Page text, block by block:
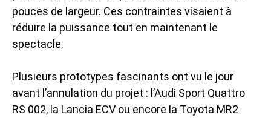
pouces de largeur. Ces contraintes visaient à
réduire la puissance tout en maintenant le
spectacle.
Plusieurs prototypes fascinants ont vu le jour
avant l’annulation du projet : l’Audi Sport Quattro
RS 002, la Lancia ECV ou encore la Toyota MR2